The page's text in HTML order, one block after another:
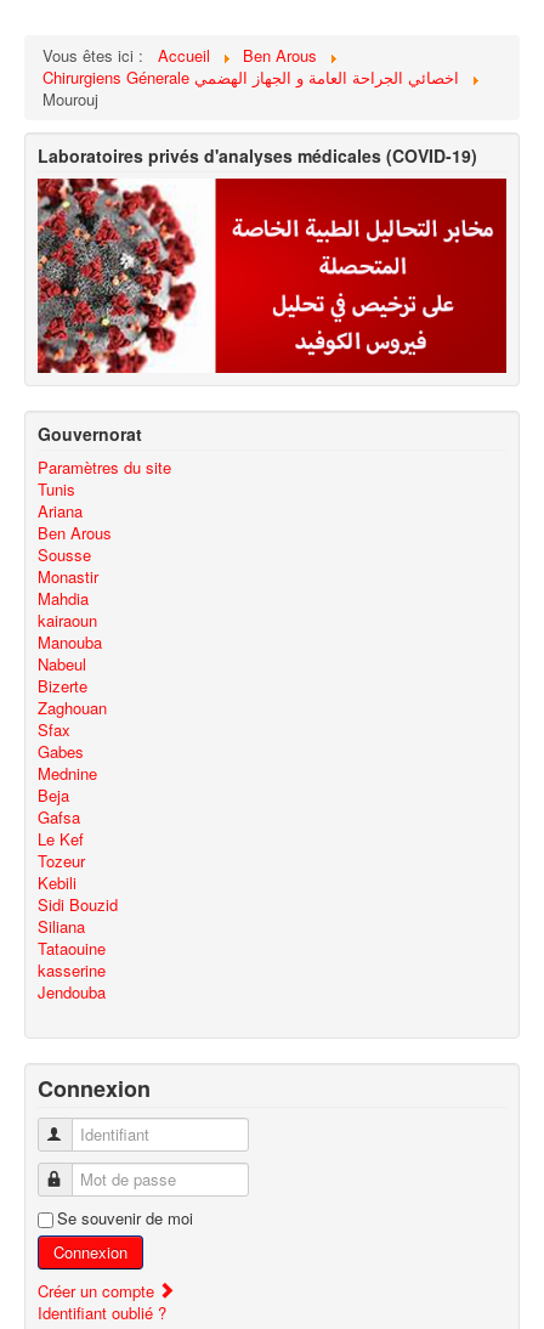
Vous êtes ici : Accueil
Ben Arous
Mourouj
Laboratoires privés d'analyses médicales (COVID-19)
Gouvernorat
Paramètres du site
Tunis
Ariana
Ben Arous
Sousse
Monastir
Mahdia
kairaoun
Manouba
Nabeul
Bizerte
Zaghouan
Sfax
Gabes
Mednine
Beja
Gafsa
Le Kef
Tozeur
Kebili
Sidi Bouzid
Siliana
Tataouine
kasserine
Jendouba
Connexion
Identifiant
Mot de passe
Se souvenir de moi
Connexion
Créer un compte
Identifiant oublié ?